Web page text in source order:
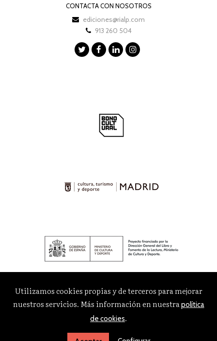
CONTACTA CON NOSOTROS
ediciones@rialp.com
913 260 504
Utilizamos cookies propias y de terceros para mejorar
nuestros servicios. Más información en nuestrapolítica
de cookies.